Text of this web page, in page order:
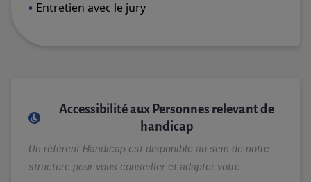
Entretien avec le jury
Accessibilité aux Personnes relevant de
handicap
Un référent Handicap est disponible au sein de notre
structure pour vous conseiller et adapter votre